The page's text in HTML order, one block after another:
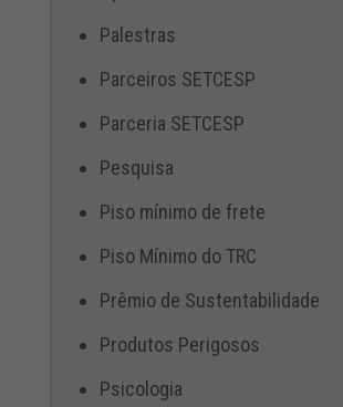
Palestras
Parceiros SETCESP
Parceria SETCESP
Pesquisa
Piso mínimo de frete
Piso Mínimo do TRC
Prêmio de Sustentabilidade
Produtos Perigosos
Psicologia